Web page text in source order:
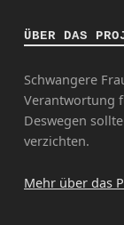
ÜBER DAS
Schwangere
Verantwortung
Deswegen
verzichten.
Mehr über das